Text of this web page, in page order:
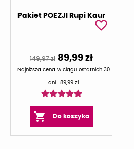
Pakiet POEZJI Rupi Kaur
149,97 zł 89,99 zł
Najniższa cena w ciągu ostatnich 30
dni : 89,99 zł
 Do koszyka
favorite_border